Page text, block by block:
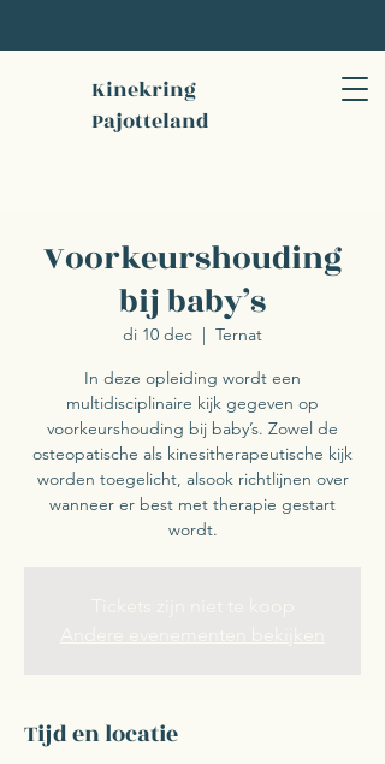
Kinekring
Pajotteland
Voorkeurshouding
bij baby’s
di 10 dec
  |
Ternat
In deze opleiding wordt een
multidisciplinaire kijk gegeven op
voorkeurshouding bij baby’s. Zowel de
osteopatische als kinesitherapeutische kijk
worden toegelicht, alsook richtlijnen over
wanneer er best met therapie gestart
wordt.
Tijd en locatie